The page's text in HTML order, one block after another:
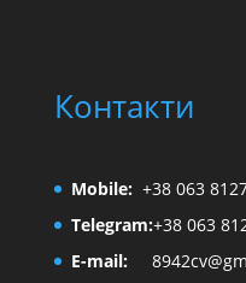
Контакти
Mobile: +38 063
Telegram:+38 063
E-mail: